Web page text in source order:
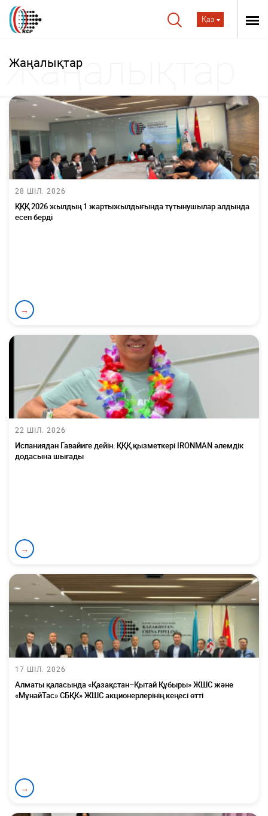
Қаз
Жаңалықтар
28 ШІЛ. 2026
ҚҚҚ 2026 жылдың 1 жартыжылдығында тұтынушылар алдында
есеп берді
→
22 ШІЛ. 2026
Испаниядан Гавайиге дейін: ҚҚҚ қызметкері IRONMAN әлемдік
додасына шығады
→
17 ШІЛ. 2026
Алматы қаласында «Қазақстан–Қытай Құбыры» ЖШС және
«МұнайТас» СБҚК» ЖШС акционерлерінің кеңесі өтті
→